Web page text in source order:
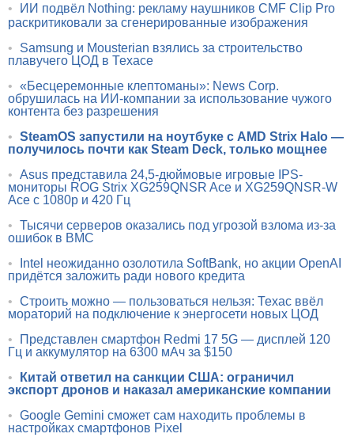
•
ИИ подвёл Nothing: рекламу наушников CMF Clip Pro
раскритиковали за сгенерированные изображения
•
Samsung и Mousterian взялись за строительство
плавучего ЦОД в Техасе
• «Бесцеремонные клептоманы»: News Corp.
обрушилась на ИИ-компании за использование чужого
контента без разрешения
• SteamOS запустили на ноутбуке с AMD Strix Halo —
получилось почти как Steam Deck, только мощнее
• Asus представила 24,5-дюймовые игровые IPS-
мониторы ROG Strix XG259QNSR Ace и XG259QNSR-W
Ace с 1080p и 420 Гц
• Тысячи серверов оказались под угрозой взлома из-за
ошибок в BMC
•
Intel неожиданно озолотила SoftBank, но акции OpenAI
придётся заложить ради нового кредита
• Строить можно — пользоваться нельзя: Техас ввёл
мораторий на подключение к энергосети новых ЦОД
•
Представлен смартфон Redmi 17 5G — дисплей 120
Гц и аккумулятор на 6300 мАч за $150
•
Китай ответил на санкции США: ограничил
экспорт дронов и наказал американские компании
• Google Gemini сможет сам находить проблемы в
настройках смартфонов Pixel